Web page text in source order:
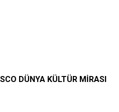
DÜNYA KÜLTÜR MİRASI